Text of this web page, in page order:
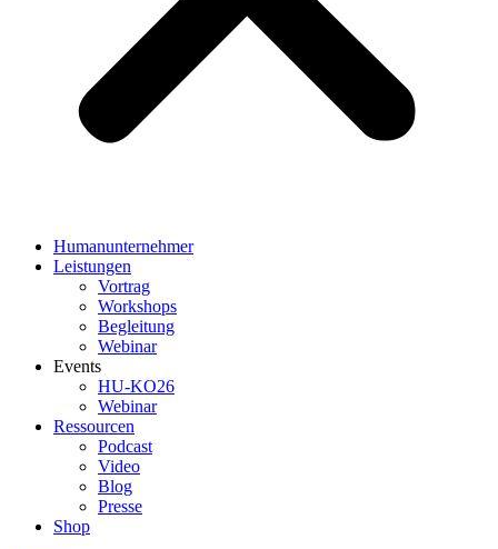
Humanunternehmer
Leistungen
Vortrag
Workshops
Begleitung
Webinar
Events
HU-KO26
Webinar
Ressourcen
Podcast
Video
Blog
Presse
Shop